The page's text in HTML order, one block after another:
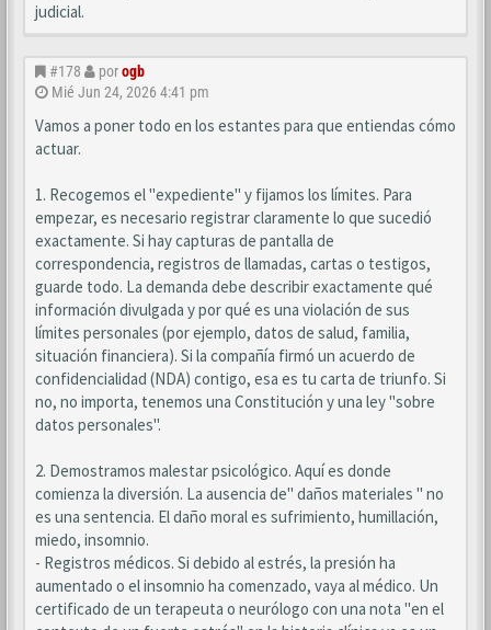
judicial.
#178 porogb
Mié Jun 24, 2026 4:41 pm
Vamos a poner todo en los estantes para que entiendas cómo
actuar.
1. Recogemos el "expediente" y fijamos los límites. Para
empezar, es necesario registrar claramente lo que sucedió
exactamente. Si hay capturas de pantalla de
correspondencia, registros de llamadas, cartas o testigos,
guarde todo. La demanda debe describir exactamente qué
información divulgada y por qué es una violación de sus
límites personales (por ejemplo, datos de salud, familia,
situación financiera). Si la compañía firmó un acuerdo de
confidencialidad (NDA) contigo, esa es tu carta de triunfo. Si
no, no importa, tenemos una Constitución y una ley "sobre
datos personales".
2. Demostramos malestar psicológico. Aquí es donde
comienza la diversión. La ausencia de" daños materiales " no
es una sentencia. El daño moral es sufrimiento, humillación,
miedo, insomnio.
- Registros médicos. Si debido al estrés, la presión ha
aumentado o el insomnio ha comenzado, vaya al médico. Un
certificado de un terapeuta o neurólogo con una nota "en el